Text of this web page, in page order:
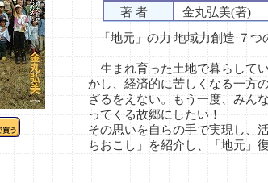
著 者
金丸弘美(著)
「地元」の力 地域力創造 ７つ
生まれ育った土地で暮らして
かし、経済的に苦しくなる一方
ざるをえない。もう一度、みん
ってくる故郷にしたい！
その思いを自らの手で実現し、
ちおこし」を紹介し、「地元」